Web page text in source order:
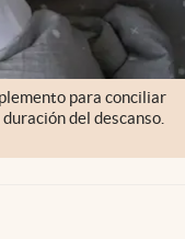
para conciliar
del descanso.